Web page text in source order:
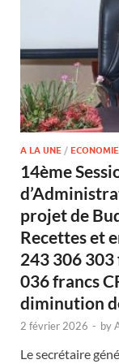
A LA UNE / ECONOMIE
14ème
projet de
Recettes et
243 306
036 francs
diminution
2 février 2026 - by
Le secrétaire